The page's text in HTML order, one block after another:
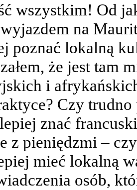
wszystkim! Od
na
poznać lokalną
że jest tam
i
Czy
znać
z pieniędzmi –
mieć lokalną
osób,